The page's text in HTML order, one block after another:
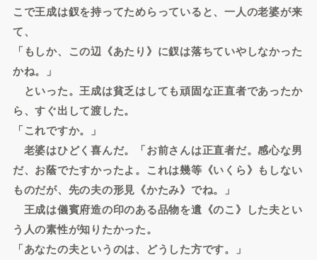
こで王成は釵を持ってためらっていると、一人の老婆が来
て、
「もしか、この辺《あたり》に釵は落ちていやしなかった
かね。」
といった。王成は貧乏はしても頑固な正直者であったか
ら、すぐ出して渡した。
「これですか。」
老婆はひどく喜んだ。「お前さんは正直者だ。感心な男
だ、お蔭でたすかったよ。これは幾等《いくら》もしない
ものだが、先の夫の形見《かたみ》でね。」
王成は儀賓府造の印のある品物を遺《のこ》した夫とい
う人の素性が知りたかった。
「あなたの夫というのは、どうした方です。」